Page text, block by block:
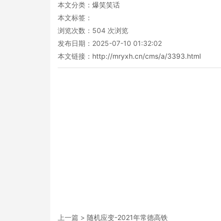
本文分类： 爆笑笑话
本文标签：
浏览次数： 504 次浏览
发布日期：2025-07-10 01:32:02
本文链接： http://mryxh.cn/cms/a/3393.html
上一篇 > 随机应变-2021年常德高铁